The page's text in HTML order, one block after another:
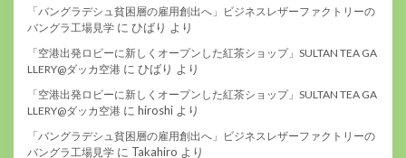
「バングラデシュ貧困層の雇用創出へ」ビジネスレザーファクトリーの
バングラ工場見学 に ひばり より
「空港出発ロビーに新しくオープンした紅茶ショップ」SULTAN TEA GA
LLERY@ダッカ空港 に ひばり より
「空港出発ロビーに新しくオープンした紅茶ショップ」SULTAN TEA GA
LLERY@ダッカ空港 に hiroshi より
「バングラデシュ貧困層の雇用創出へ」ビジネスレザーファクトリーの
バングラ工場見学 に Takahiro より